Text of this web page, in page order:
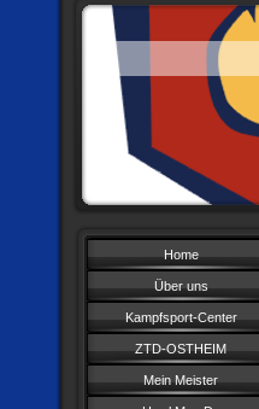
Home
Über uns
Kampfsport-Center
ZTD-OSTHEIM
Mein Meister